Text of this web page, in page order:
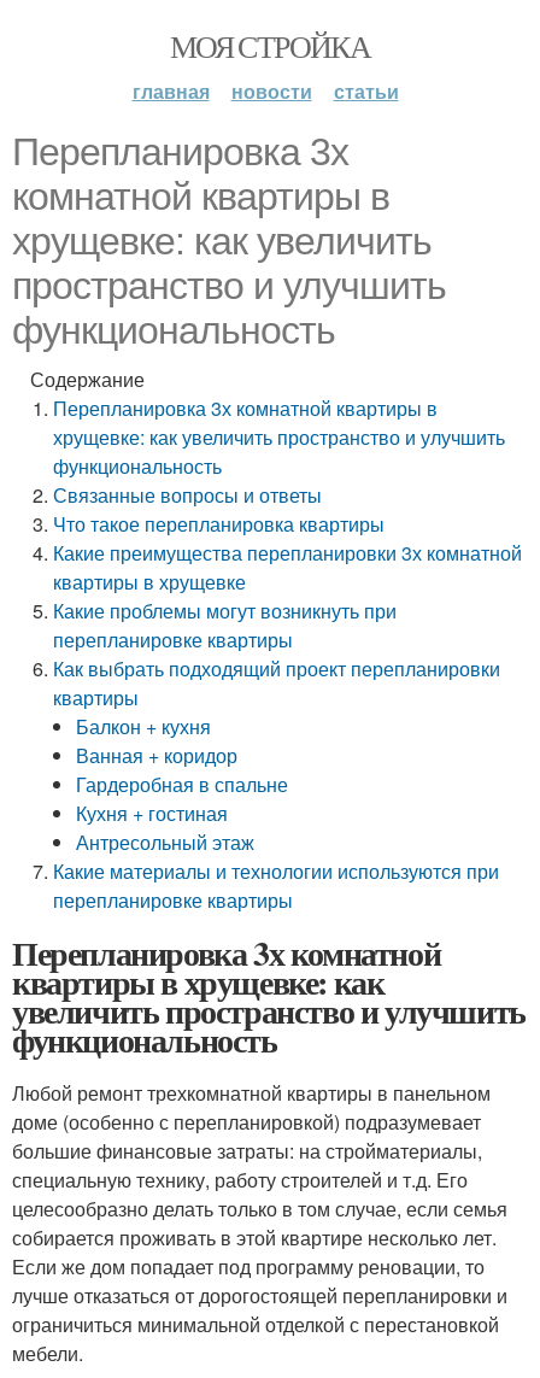
МОЯ СТРОЙКА
главная новости статьи
Перепланировка 3х
комнатной квартиры в
хрущевке: как увеличить
пространство и улучшить
функциональность
Содержание
Перепланировка 3х комнатной квартиры в
хрущевке: как увеличить пространство и улучшить
функциональность
Связанные вопросы и ответы
Что такое перепланировка квартиры
Какие преимущества перепланировки 3х комнатной
квартиры в хрущевке
Какие проблемы могут возникнуть при
перепланировке квартиры
Как выбрать подходящий проект перепланировки
квартиры
Балкон + кухня
Ванная + коридор
Гардеробная в спальне
Кухня + гостиная
Антресольный этаж
Какие материалы и технологии используются при
перепланировке квартиры
Перепланировка 3х комнатной
квартиры в хрущевке: как
увеличить пространство и улучшить
функциональность
Любой ремонт трехкомнатной квартиры в панельном
доме (особенно с перепланировкой) подразумевает
большие финансовые затраты: на стройматериалы,
специальную технику, работу строителей и т.д. Его
целесообразно делать только в том случае, если семья
собирается проживать в этой квартире несколько лет.
Если же дом попадает под программу реновации, то
лучше отказаться от дорогостоящей перепланировки и
ограничиться минимальной отделкой с перестановкой
мебели.